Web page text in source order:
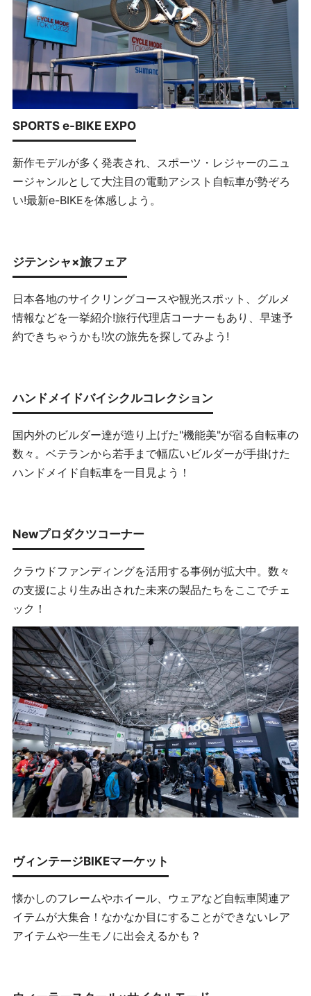
SPORTS e-BIKE EXPO
新作モデルが多く発表され、スポーツ・レジャーのニュ
ージャンルとして大注目の電動アシスト自転車が勢ぞろ
い!最新e-BIKEを体感しよう。
ジテンシャ×旅フェア
日本各地のサイクリングコースや観光スポット、グルメ
情報などを一挙紹介!旅行代理店コーナーもあり、早速予
約できちゃうかも!次の旅先を探してみよう!
ハンドメイドバイシクルコレクション
国内外のビルダー達が造り上げた"機能美"が宿る自転車の
数々。ベテランから若手まで幅広いビルダーが手掛けた
ハンドメイド自転車を一目見よう！
Newプロダクツコーナー
クラウドファンディングを活用する事例が拡大中。数々
の支援により生み出された未来の製品たちをここでチェ
ック！
ヴィンテージBIKEマーケット
懐かしのフレームやホイール、ウェアなど自転車関連ア
イテムが大集合！なかなか目にすることができないレア
アイテムや一生モノに出会えるかも？